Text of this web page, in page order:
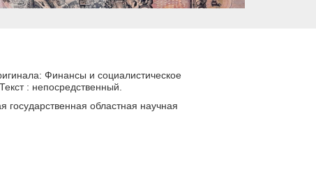
Финансы и социалистическое
: непосредственный.
государственная областная научная